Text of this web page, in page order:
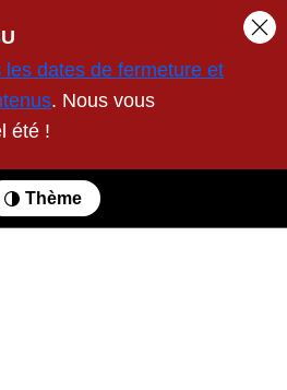
les dates de fermeture et
. Nous vous
été !
Thème